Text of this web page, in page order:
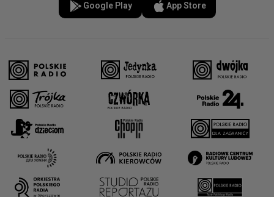
Google Play App Store